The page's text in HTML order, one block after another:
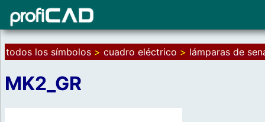
todos los símbolos > cuadro eléctrico > lámparas de
MK2_GR